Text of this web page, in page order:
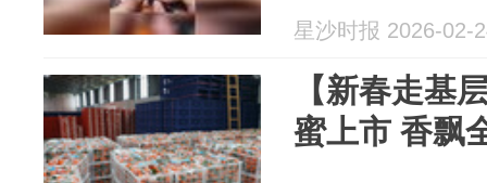
星沙时报 2026-02-
【新春走基
蜜上市 香飘